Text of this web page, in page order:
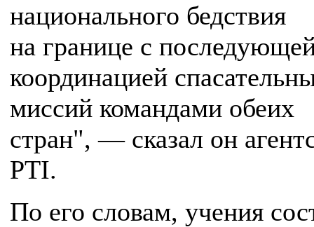
национального бедствия
на границе с
координацией
миссий командами обеих
стран", — сказал он
PTI.
По его словам, учения